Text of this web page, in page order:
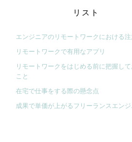
リスト
エンジニアのリモートワークにおける注
リモートワークで有用なアプリ
リモートワークをはじめる前に把握して
こと
在宅で仕事をする際の懸念点
成果で単価が上がるフリーランスエンジ